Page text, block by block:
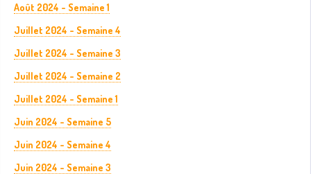
Août 2024 - Semaine 1
Juillet 2024 - Semaine 4
Juillet 2024 - Semaine 3
Juillet 2024 - Semaine 2
Juillet 2024 - Semaine 1
Juin 2024 - Semaine 5
Juin 2024 - Semaine 4
Juin 2024 - Semaine 3